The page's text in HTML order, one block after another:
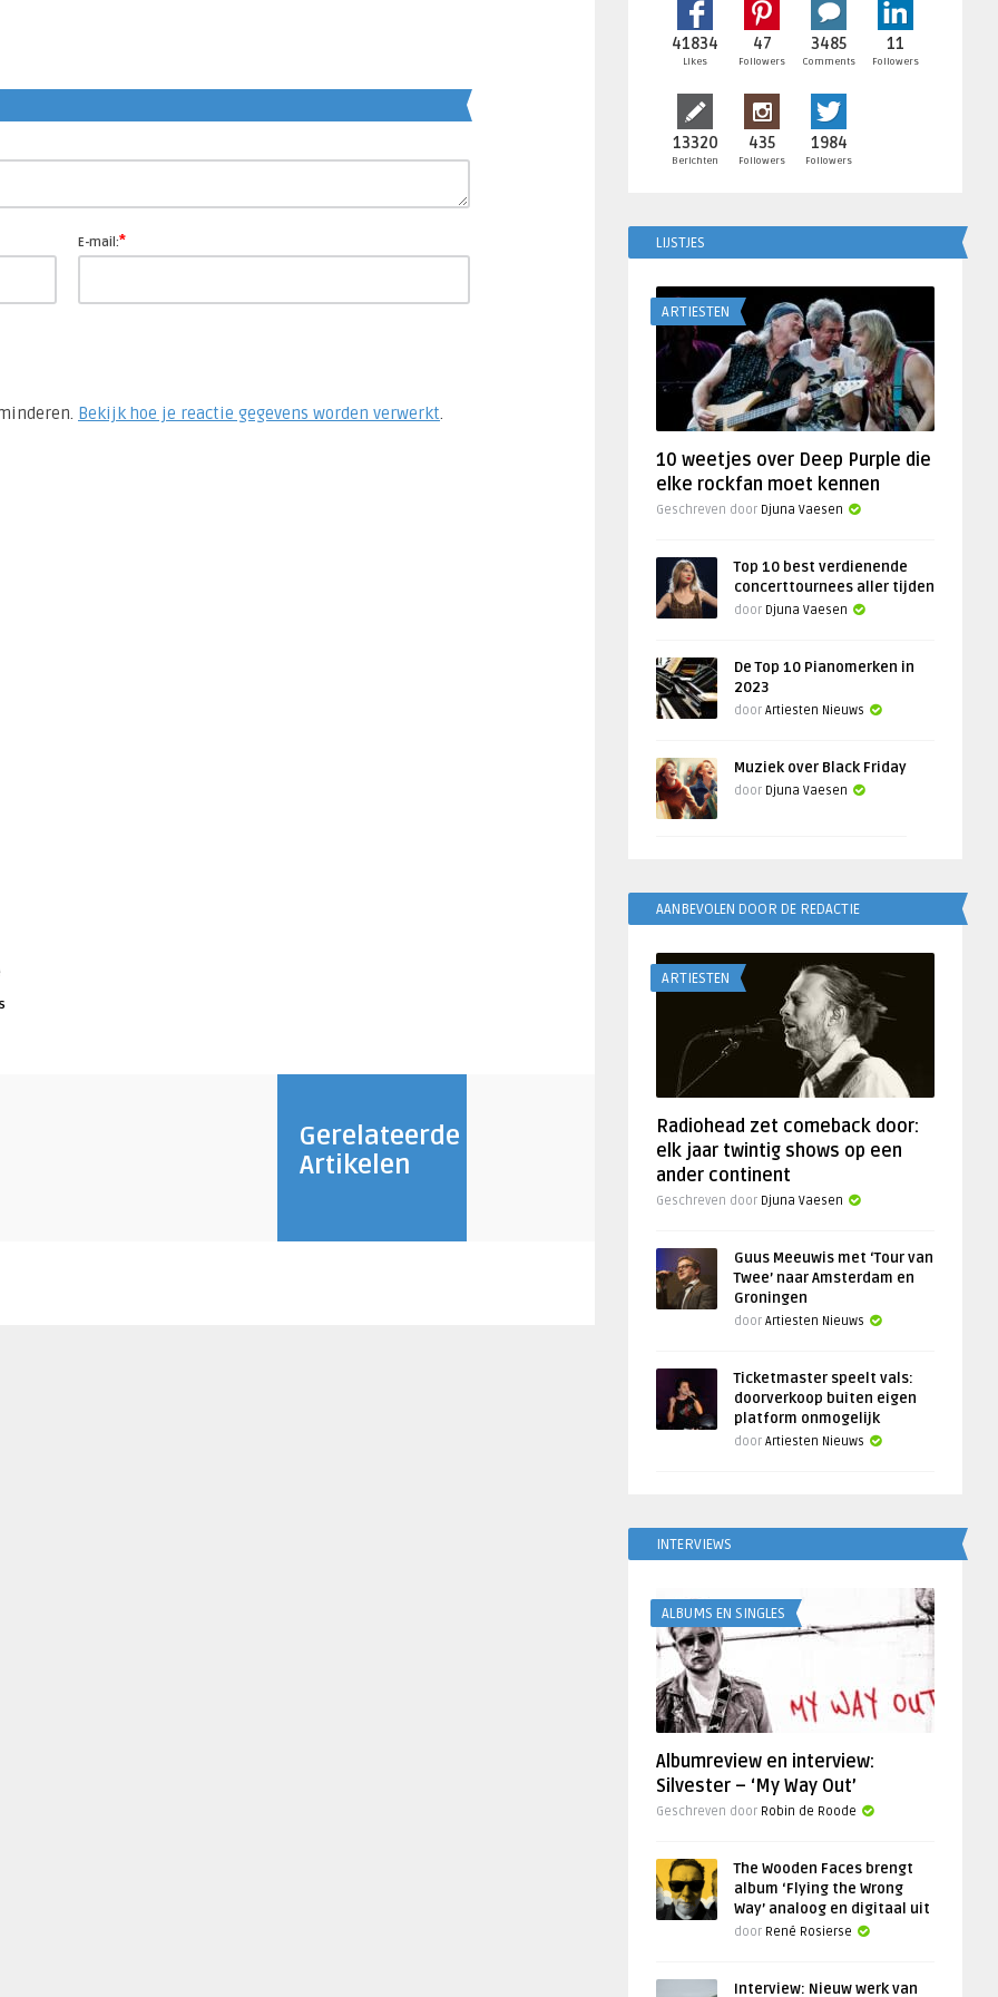
E-mail:*
Bekijk hoe je reactie gegevens worden verwerkt.
Gerelateerde
Artikelen
41834
Likes
47
Followers
3485
Comments
11
Followers
13320
Berichten
435
Followers
1984
Followers
LIJSTJES
ARTIESTEN
10 weetjes over Deep Purple die
elke rockfan moet kennen
Geschreven door Djuna Vaesen
Top 10 best verdienende
concerttournees aller tijden
door Djuna Vaesen
De Top 10 Pianomerken in
2023
door Artiesten Nieuws
Muziek over Black Friday
door Djuna Vaesen
AANBEVOLEN DOOR DE REDACTIE
ARTIESTEN
Radiohead zet comeback door:
elk jaar twintig shows op een
ander continent
Geschreven door Djuna Vaesen
Guus Meeuwis met ‘Tour van
Twee’ naar Amsterdam en
Groningen
door Artiesten Nieuws
Ticketmaster speelt vals:
doorverkoop buiten eigen
platform onmogelijk
door Artiesten Nieuws
INTERVIEWS
ALBUMS EN SINGLES
Albumreview en interview:
Silvester – ‘My Way Out’
Geschreven door Robin de Roode
The Wooden Faces brengt
album ‘Flying the Wrong
Way’ analoog en digitaal uit
door René Rosierse
Interview: Nieuw werk van